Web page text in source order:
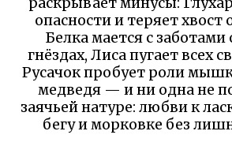
опасности и теряет хвост
Белка мается с заботами
гнёздах, Лиса пугает всех
Русачок пробует роли
медведя — и ни одна не
заячьей натуре: любви к
бегу и морковке без